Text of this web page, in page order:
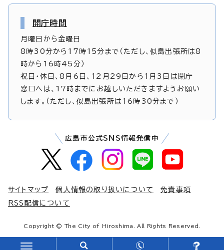
開庁時間
月曜日から金曜日
8時30分から17時15分まで（ただし、似島出張所は8
時から16時45分）
祝日・休日、8月6日、12月29日から1月3日は閉庁
窓口へは、17時までにお越しいただきますようお願い
します。（ただし、似島出張所は16時30分まで）
広島市公式SNS情報発信中
サイトマップ 個人情報の取り扱いについて
免責事項
RSS配信について
Copyright © The City of Hiroshima. All Rights Reserved.